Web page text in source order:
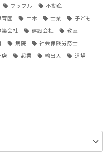
ワッフル 不動産
育園 土木 士業 子ども
築会社 建設会社 教室
病院 社会保険労務士
店 起業 輸出入 道場